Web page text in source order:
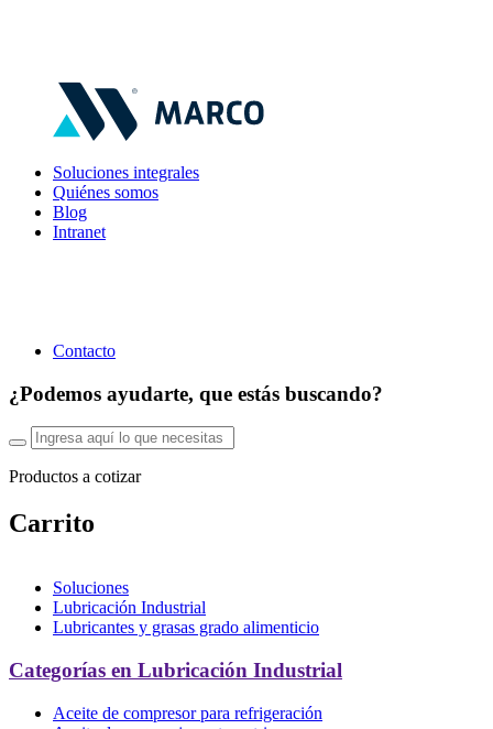
Soluciones integrales
Quiénes somos
Blog
Intranet
Contacto
¿Podemos ayudarte, que estás buscando?
Productos a cotizar
Carrito
Soluciones
Lubricación Industrial
Lubricantes y grasas grado alimenticio
Categorías en Lubricación Industrial
Aceite de compresor para refrigeración